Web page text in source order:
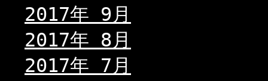
2017年 9月
2017年 8月
2017年 7月